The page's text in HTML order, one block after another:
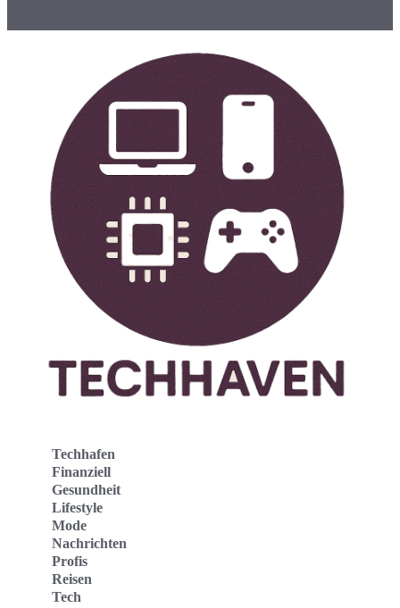
Techhafen
Finanziell
Gesundheit
Lifestyle
Mode
Nachrichten
Profis
Reisen
Tech